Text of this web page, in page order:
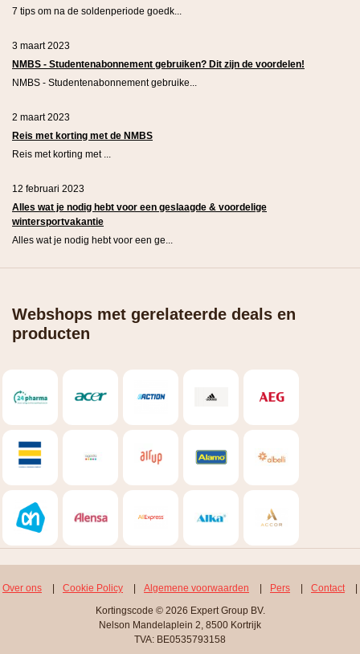
7 tips om na de soldenperiode goedk...
3 maart 2023
NMBS - Studentenabonnement gebruiken? Dit zijn de voordelen!
NMBS - Studentenabonnement gebruike...
2 maart 2023
Reis met korting met de NMBS
Reis met korting met ...
12 februari 2023
Alles wat je nodig hebt voor een geslaagde & voordelige
wintersportvakantie
Alles wat je nodig hebt voor een ge...
Webshops met gerelateerde deals en
producten
Over ons | Cookie Policy | Algemene voorwaarden | Pers | Contact
|
Kortingscode © 2026 Expert Group BV.
Nelson Mandelaplein 2, 8500 Kortrijk
TVA: BE0535793158